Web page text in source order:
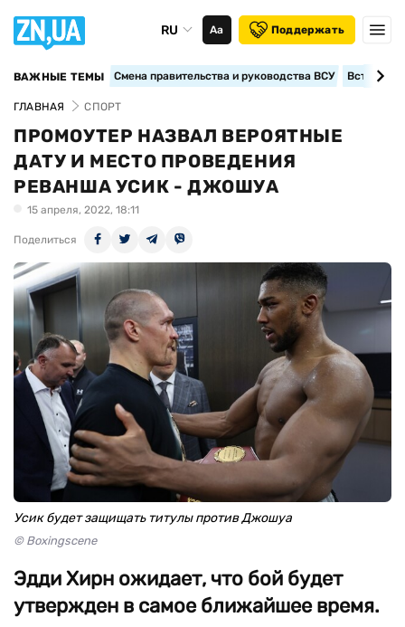
RU Аа Поддержать
ВАЖНЫЕ ТЕМЫ Смена правительства и руководства ВСУ
ГЛАВНАЯ СПОРТ
ПРОМОУТЕР НАЗВАЛ ВЕРОЯТНЫЕ
ДАТУ И МЕСТО ПРОВЕДЕНИЯ
РЕВАНША УСИК - ДЖОШУА
15 апреля, 2022, 18:11
Поделиться
Усик будет защищать титулы против Джошуа
© Boxingscene
Эдди Хирн ожидает, что бой будет
утвержден в самое ближайшее время.